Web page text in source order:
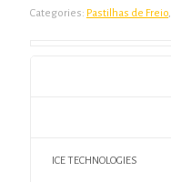
Categories: Pastilhas de Freio,
ICE TECHNOLOGIES